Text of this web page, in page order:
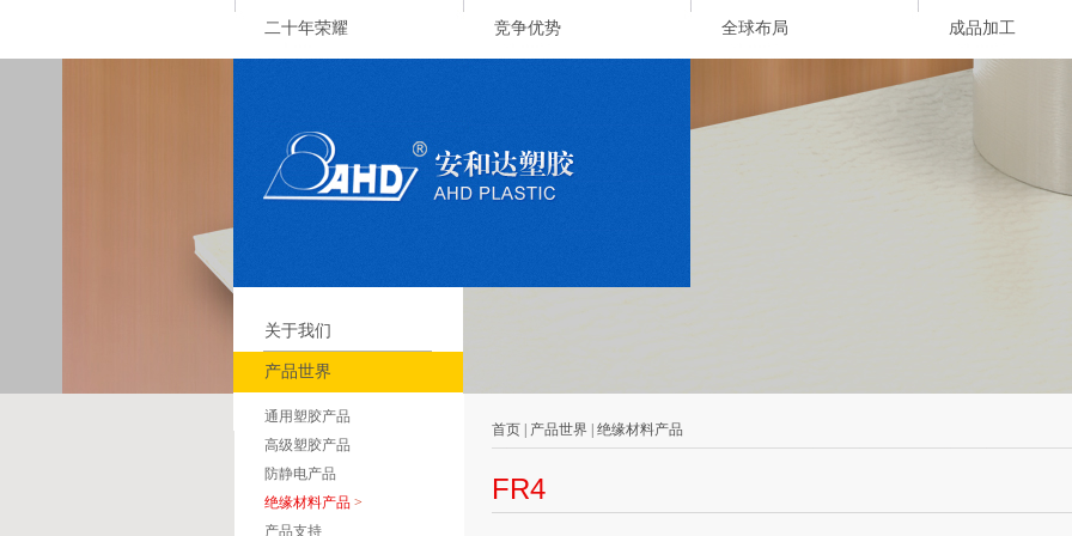
二十年荣耀 竞争优势 全球布局 成品加工
关于我们
产品世界
通用塑胶产品
高级塑胶产品
防静电产品
绝缘材料产品 >
产品支持
首页 | 产品世界 | 绝缘材料产品
FR4